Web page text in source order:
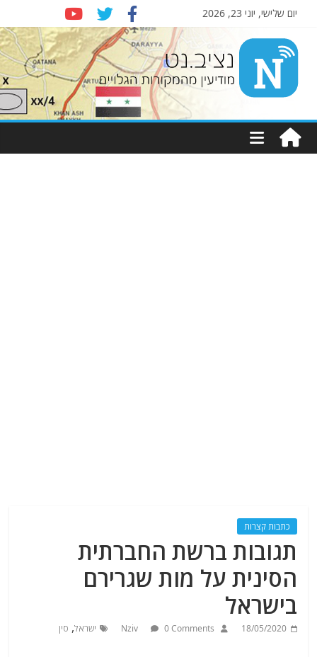
יום שלישי, יוני 23, 2026
Nziv.net
מודיעין
מהמקורות
כתבות קצרות
תגובות ברשת החברתית
הסינית על מות שגרירם
בישראל
18/05/2020
Nziv 0 Comments ישראל, סין